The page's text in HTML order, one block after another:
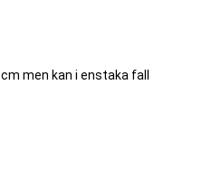
men kan i enstaka fall